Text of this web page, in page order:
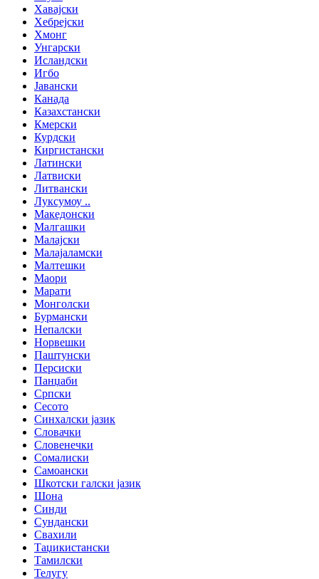
Хавајски
Хебрејски
Хмонг
Унгарски
Исландски
Игбо
Јавански
Канада
Казахстански
Кмерски
Курдски
Киргистански
Латински
Латвиски
Литвански
Луксумоу ..
Македонски
Малгашки
Малајски
Малајаламски
Малтешки
Маори
Марати
Монголски
Бурмански
Непалски
Норвешки
Паштунски
Персиски
Панџаби
Српски
Сесото
Синхалски јазик
Словачки
Словенечки
Сомалиски
Самоански
Шкотски галски јазик
Шона
Синди
Сундански
Свахили
Таџикистански
Тамилски
Телугу